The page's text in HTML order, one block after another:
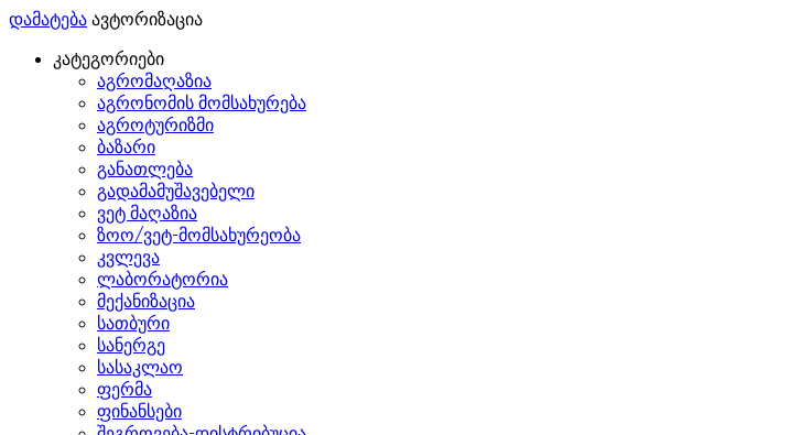
დამატება ავტორიზაცია
კატეგორიები
აგრომაღაზია
აგრონომის მომსახურება
აგროტურიზმი
ბაზარი
განათლება
გადამამუშავებელი
ვეტ მაღაზია
ზოო/ვეტ-მომსახურეობა
კვლევა
ლაბორატორია
მექანიზაცია
სათბური
სანერგე
სასაკლაო
ფერმა
ფინანსები